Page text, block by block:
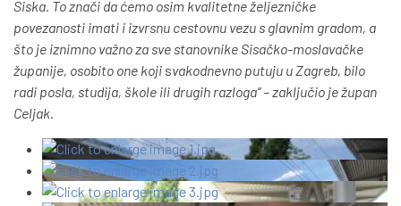
Siska. To znači da ćemo osim kvalitetne željezničke
povezanosti imati i izvrsnu cestovnu vezu s glavnim gradom, a
što je iznimno važno za sve stanovnike Sisačko-moslavačke
županije, osobito one koji svakodnevno putuju u Zagreb, bilo
radi posla, studija, škole ili drugih razloga“ – zaključio je župan
Celjak.